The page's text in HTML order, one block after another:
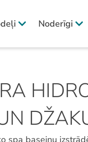
Noderīgi
baseinu